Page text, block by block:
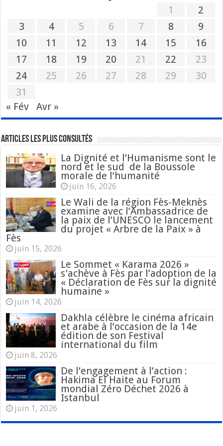
1
2
3
4 5 6 7 8
9
10
11 12 13 14 15
16
17
18 19 20 21 22
23
24
25 26 27 28 29
30
31
« Fév
Avr »
Articles les plus consultés
La Dignité et l’Humanisme sont le
nord et le sud de la Boussole
morale de l’humanité
juin 16, 2026
Le Wali de la région Fès-Meknès
examine avec l’Ambassadrice de
la paix de l’UNESCO le lancement
du projet « Arbre de la Paix » à
Fès
juin 15, 2026
Le Sommet « Karama 2026 »
s’achève à Fès par l’adoption de la
« Déclaration de Fès sur la dignité
humaine »
juin 14, 2026
Dakhla célèbre le cinéma africain
et arabe à l’occasion de la 14e
édition de son Festival
international du film
juin 8, 2026
De l’engagement à l’action :
Hakima El Haite au Forum
mondial Zéro Déchet 2026 à
Istanbul
juin 1, 2026